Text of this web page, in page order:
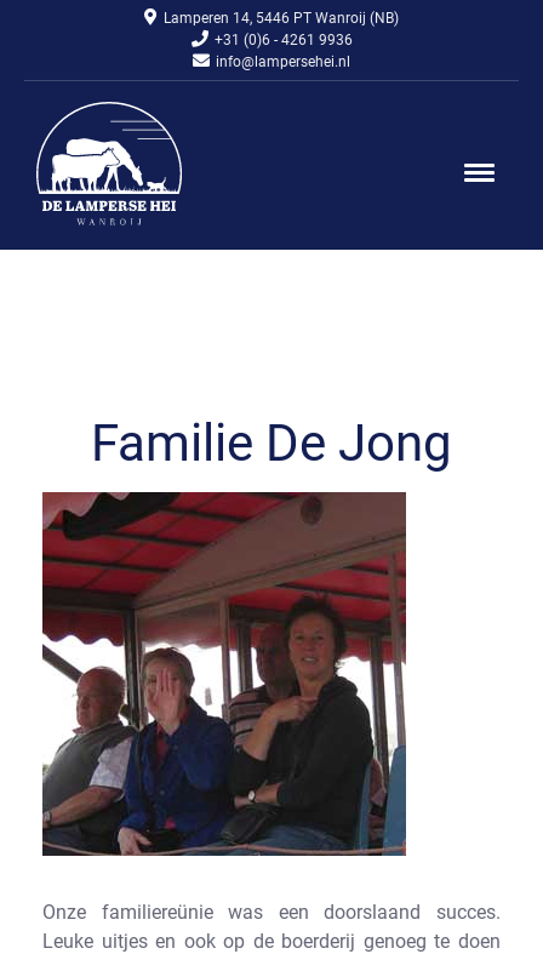
Lamperen 14, 5446 PT Wanroij (NB)
+31 (0)6 - 4261 9936
info@lampersehei.nl
Familie De Jong
Onze familiereünie was een doorslaand succes.
Leuke uitjes en ook op de boerderij genoeg te doen